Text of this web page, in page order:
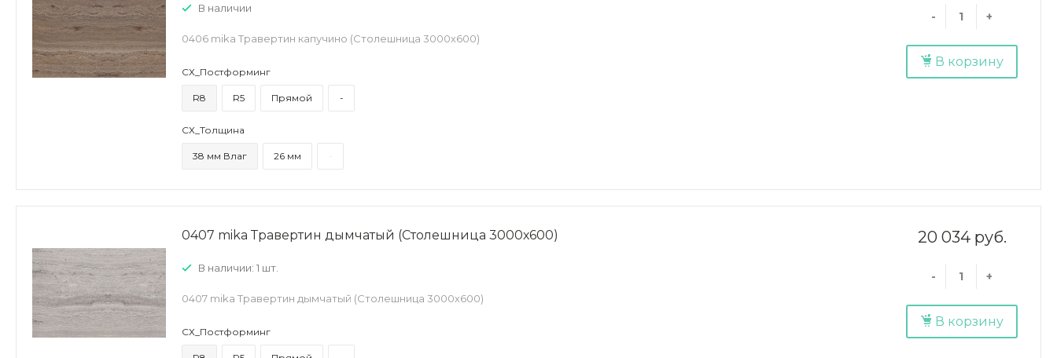
- +
В корзину
В наличии
0406 mika Травертин капучино (Столешница 3000х600)
СХ_Постформинг
R8 R5 Прямой -
СХ_Толщина
38 мм Влаг 26 мм
20 034 руб.
- +
В корзину
0407 mika Травертин дымчатый (Столешница 3000х600)
В наличии: 1 шт.
0407 mika Травертин дымчатый (Столешница 3000х600)
СХ_Постформинг